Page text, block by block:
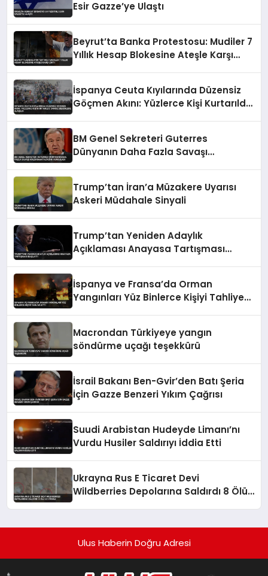
Esir Gazze’ye Ulaştı
Beyrut’ta Banka Protestosu: Mudiler 7
Yıllık Hesap Blokesine Ateşle Karşı
İspanya Ceuta Kıyılarında Düzensiz
Göçmen Akını: Yüzlerce Kişi Kurtarıldı,
BM Genel Sekreteri Guterres
Dünyanın Daha Fazla Savaşı
Trump’tan İran’a Müzakere Uyarısı
Askeri Müdahale Sinyali
Trump’tan Yeniden Adaylık
Açıklaması Anayasa Tartışması
İspanya ve Fransa’da Orman
Yangınları Yüz Binlerce Kişiyi Tahliye
Macrondan Türkiyeye yangın
söndürme uçağı teşekkürü
İsrail Bakanı Ben-Gvir’den Batı Şeria
İçin Gazze Benzeri Yıkım Çağrısı
Suudi Arabistan Hudeyde Limanı’nı
Vurdu Husiler Saldırıyı İddia Etti
Ukrayna Rus E Ticaret Devi
Wildberries Depolarına Saldırdı 8 Ölü
Ulus Haberin Doğru Adresi